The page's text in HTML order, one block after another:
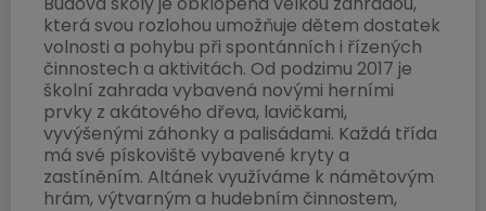
Budova školy je obklopena velkou zahradou,
která svou rozlohou umožňuje dětem dostatek
volnosti a pohybu při spontánních i řízených
činnostech a aktivitách. Od podzimu 2017 je
školní zahrada vybavená novými herními
prvky z akátového dřeva, lavičkami,
vyvýšenými záhonky a palisádami. Každá třída
má své pískoviště vybavené kryty a
zastíněním. Altánek využíváme k námětovým
hrám, výtvarným a hudebním činnostem,